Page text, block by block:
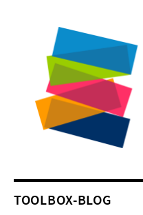
TOOLBOX-BLOG